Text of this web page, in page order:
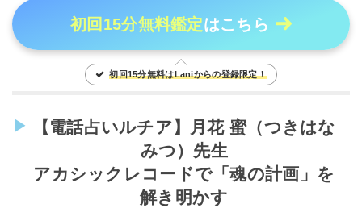
初回15分無料鑑定はこちら
初回15分無料はLaniからの登録限定！
【電話占いルチア】月花 蜜（つきはな
みつ）先生
アカシックレコードで「魂の計画」を
解き明かす